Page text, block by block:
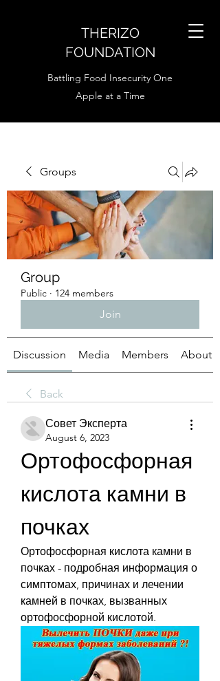
THERIZO
FOUNDATION
Battling Food Insecurity One
Apple at a Time
Groups
Group
Public · 124 members
Join
Discussion Media Members About
Back
Совет Эксперта
August 6, 2023
Ортофосфорная
кислота камни в
почках
Ортофосфорная кислота камни в
почках - подробная информация о
симптомах, причинах и лечении
камней в почках, вызванных
ортофосфорной кислотой.